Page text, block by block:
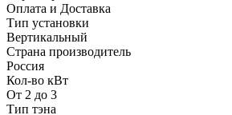
Оплата и Доставка
Тип установки
Вертикальный
Страна производитель
Россия
Кол-во кВт
От 2 до 3
Тип тэна